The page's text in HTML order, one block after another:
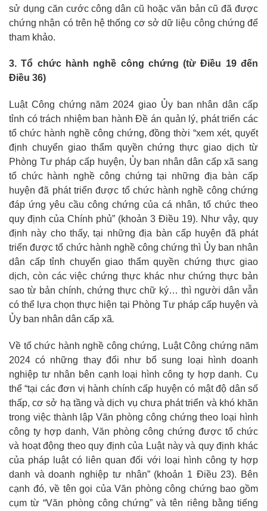
sử dụng căn cước công dân cũ hoặc văn bản cũ đã được
chứng nhận có trên hệ thống cơ sở dữ liệu công chứng để
tham khảo.
3. Tổ chức hành nghề công chứng (từ Điều 19 đến
Điều 36)
Luật Công chứng năm 2024 giao Ủy ban nhân dân cấp
tỉnh có trách nhiệm ban hành Đề án quản lý, phát triển các
tổ chức hành nghề công chứng, đồng thời “xem xét, quyết
định chuyển giao thẩm quyền chứng thực giao dịch từ
Phòng Tư pháp cấp huyện, Ủy ban nhân dân cấp xã sang
tổ chức hành nghề công chứng tại những địa bàn cấp
huyện đã phát triển được tổ chức hành nghề công chứng
đáp ứng yêu cầu công chứng của cá nhân, tổ chức theo
quy định của Chính phủ” (khoản 3 Điều 19). Như vậy, quy
định này cho thấy, tại những địa bàn cấp huyện đã phát
triển được tổ chức hành nghề công chứng thì Ủy ban nhân
dân cấp tỉnh chuyển giao thẩm quyền chứng thực giao
dịch, còn các việc chứng thực khác như chứng thực bản
sao từ bản chính, chứng thực chữ ký… thì người dân vẫn
có thể lựa chọn thực hiện tại Phòng Tư pháp cấp huyện và
Ủy ban nhân dân cấp xã.
Về tổ chức hành nghề công chứng, Luật Công chứng năm
2024 có những thay đổi như bổ sung loại hình doanh
nghiệp tư nhân bên cạnh loại hình công ty hợp danh. Cụ
thể “tại các đơn vị hành chính cấp huyện có mật độ dân số
thấp, cơ sở hạ tầng và dịch vụ chưa phát triển và khó khăn
trong việc thành lập Văn phòng công chứng theo loại hình
công ty hợp danh, Văn phòng công chứng được tổ chức
và hoạt động theo quy định của Luật này và quy định khác
của pháp luật có liên quan đối với loại hình công ty hợp
danh và doanh nghiệp tư nhân” (khoản 1 Điều 23). Bên
cạnh đó, về tên gọi của Văn phòng công chứng bao gồm
cụm từ “Văn phòng công chứng” và tên riêng bằng tiếng